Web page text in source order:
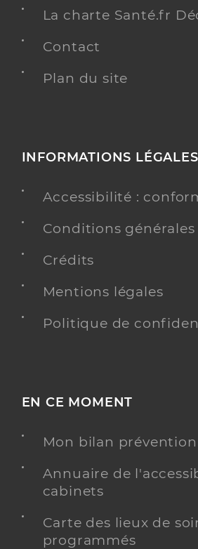
La charte Santé.fr
Contact
Plan du site
INFORMATIONS LÉGALES
Accessibilité :
Conditions
Crédits
Mentions légales
Politique de
EN CE MOMENT
Mon bilan prévention
Annuaire de
cabinets
Carte des lieux de
programmés